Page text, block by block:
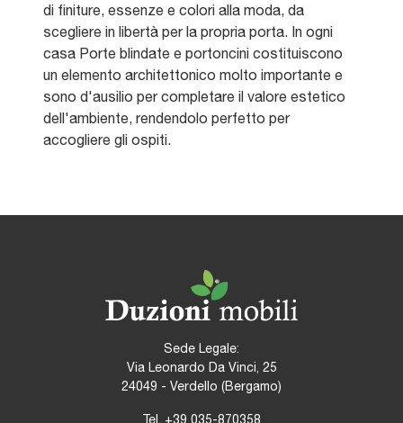
di finiture, essenze e colori alla moda, da
scegliere in libertà per la propria porta. In ogni
casa Porte blindate e portoncini costituiscono
un elemento architettonico molto importante e
sono d'ausilio per completare il valore estetico
dell'ambiente, rendendolo perfetto per
accogliere gli ospiti.
Sede Legale:
Via Leonardo Da Vinci, 25
24049 - Verdello (Bergamo)
Tel. +39 035-870358